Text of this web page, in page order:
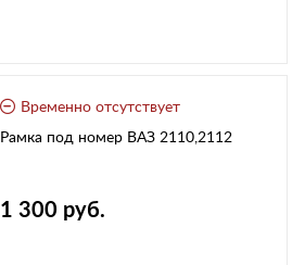
Временно отсутствует
Рамка под номер ВАЗ 2110,2112
1 300 руб.